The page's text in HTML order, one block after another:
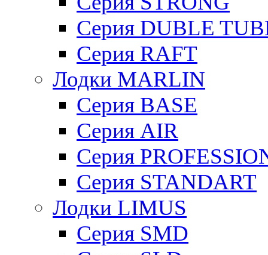
Серия DUBLE
Серия RAFT
Лодки MARLIN
Серия BASE
Серия AIR
Серия
Серия STANDART
Лодки LIMUS
Серия SMD